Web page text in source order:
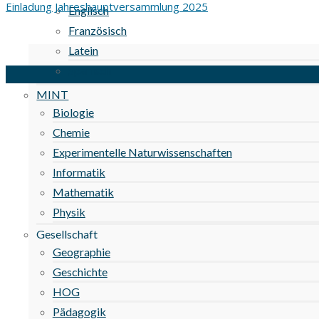
Englisch
Französisch
Latein
MINT
Biologie
Chemie
Experimentelle Naturwissenschaften
Informatik
Mathematik
Physik
Gesellschaft
Geographie
Geschichte
HOG
Pädagogik
Einladung Jahreshauptversammlung 2025